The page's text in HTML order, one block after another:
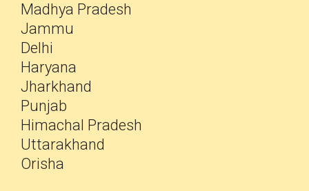
Madhya Pradesh
Jammu
Delhi
Haryana
Jharkhand
Punjab
Himachal Pradesh
Uttarakhand
Orisha